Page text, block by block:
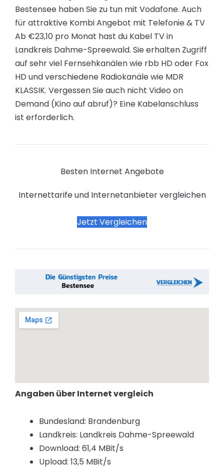
Bestensee haben Sie zu tun mit Vodafone. Auch
für attraktive Kombi Angebot mit Telefonie & TV
Ab €23,10 pro Monat hast du Kabel TV in
Landkreis Dahme-Spreewald. Sie erhalten Zugriff
auf sehr viel Fernsehkanälen wie rbb HD oder Fox
HD und verschiedene Radiokanäle wie MDR
KLASSIK. Vergessen Sie auch nicht Video on
Demand (Kino auf abruf)? Eine Kabelanschluss
ist erforderlich.
Besten Internet Angebote
Internettarife und Internetanbieter vergleichen
Jetzt Vergleichen
Angaben über Internet vergleich
Bundesland: Brandenburg
Landkreis: Landkreis Dahme-Spreewald
Download: 61,4 MBit/s
Upload: 13,5 MBit/s